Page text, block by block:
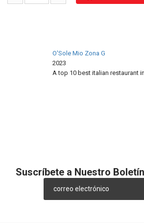
O'Sole Mio Zona G
2023
A top 10 best italian restaurant in
Suscríbete a Nuestro